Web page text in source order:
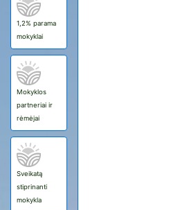
1,2% parama
mokyklai
Mokyklos
partneriai ir
rėmėjai
Sveikatą
stiprinanti
mokykla